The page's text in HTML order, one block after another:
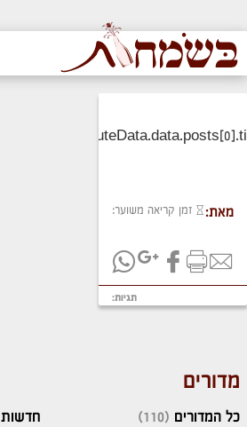
מאת: זמן קריאה משוער:
תגיות:
מדורים
כל המדורים (110)
חדשות